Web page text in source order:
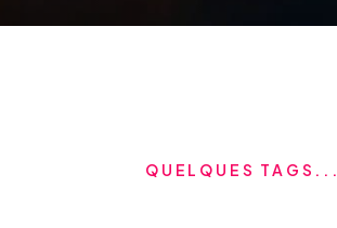
QUELQUES TAGS...